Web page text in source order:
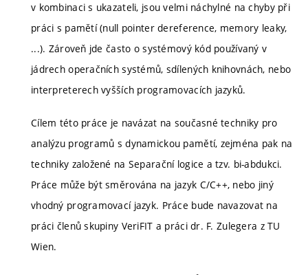
v kombinaci s ukazateli, jsou velmi náchylné na chyby při
práci s pamětí (null pointer dereference, memory leaky,
...). Zároveň jde často o systémový kód používaný v
jádrech operačních systémů, sdílených knihovnách, nebo
interpreterech vyšších programovacích jazyků.
Cílem této práce je navázat na současné techniky pro
analýzu programů s dynamickou pamětí, zejména pak na
techniky založené na Separační logice a tzv. bi-abdukci.
Práce může být směrována na jazyk C/C++, nebo jiný
vhodný programovací jazyk. Práce bude navazovat na
práci členů skupiny VeriFIT a práci dr. F. Zulegera z TU
Wien.